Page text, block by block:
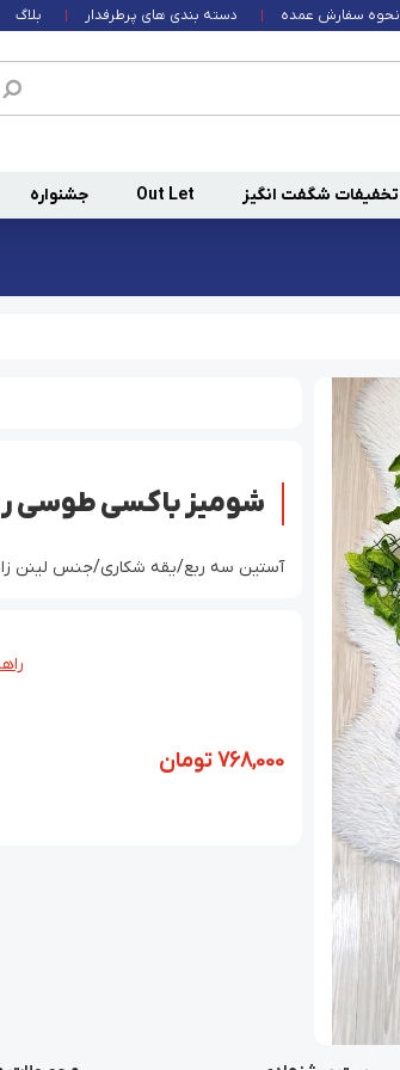
نحوه سفارش عمده دسته بندی های پرطرفدار بلاگ
تخفیفات شگفت انگیز Out Let جشنواره
شومیز باکسی طوسی
آستین سه ربع/یقه شکاری/جنس لینن
768,000تومان